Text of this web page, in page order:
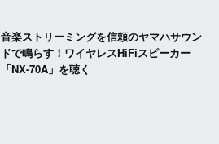
音楽ストリーミングを信頼のヤマハサウン
ドで鳴らす！ワイヤレスHiFiスピーカー
「NX-70A」を聴く